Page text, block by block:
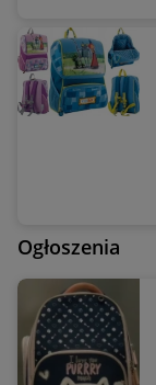
Ogłoszenia